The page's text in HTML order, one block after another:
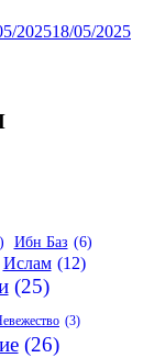
202518/05/2025
Ибн Баз (6)
Ислам (12)
(25)
(3)
(26)